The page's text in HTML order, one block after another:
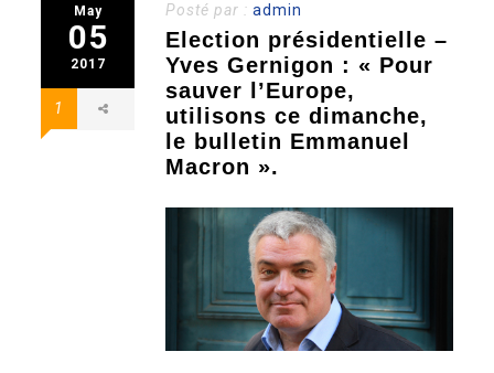
May
05
2017
1
Posté par :admin
Election présidentielle –
Yves Gernigon : « Pour
sauver l’Europe,
utilisons ce dimanche,
le bulletin Emmanuel
Macron ».